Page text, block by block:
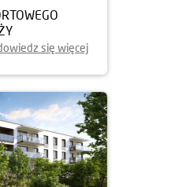
się więcej